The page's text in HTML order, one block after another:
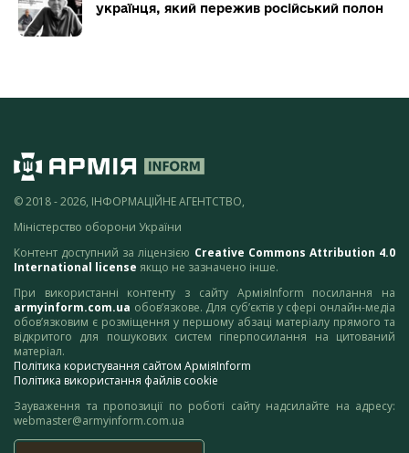
українця, який пережив російський полон
© 2018 - 2026, ІНФОРМАЦІЙНЕ АГЕНТСТВО,
Міністерство оборони України
Контент доступний за ліцензією Creative Commons Attribution 4.0
International license якщо не зазначено інше.
При використанні контенту з сайту АрміяInform посилання на
armyinform.com.ua обов’язкове. Для суб’єктів у сфері онлайн-медіа
обов’язковим є розміщення у першому абзаці матеріалу прямого та
відкритого для пошукових систем гіперпосилання на цитований
матеріал.
Політика користування сайтом АрміяInform
Політика використання файлів cookie
Зауваження та пропозиції по роботі сайту надсилайте на адресу:
webmaster@armyinform.com.ua